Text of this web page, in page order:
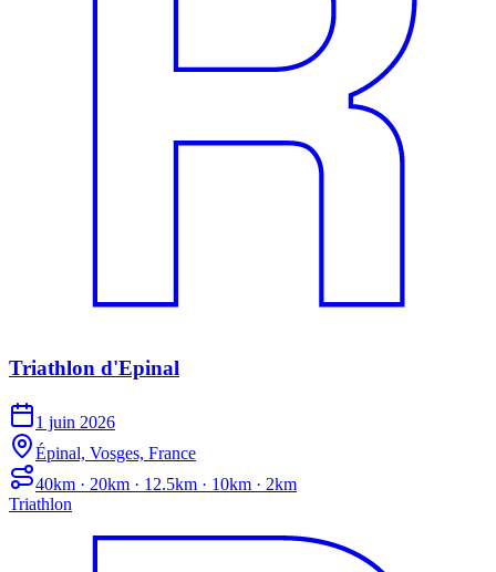
Triathlon d'Epinal
1 juin 2026
Épinal, Vosges, France
40km · 20km · 12.5km · 10km · 2km
Triathlon